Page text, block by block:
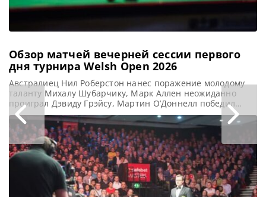
Обзор матчей вечерней сессии первого
дня турнира Welsh Open 2026
Австралиец Нил Роберстон нанес поражение молодому
таланту Михалу Шубарчику, Марк Аллен неожиданно
проиграл Дэвиду Грэйсу, Мартин О’Доннелл победил
Тома Форда, а У Ицзэ разгромил Бена Мертенса в
вечерней сессии первого раунда турнира Welsh Open
2026, сообщает WST Нил Робертсон победил соперника,
который младше его собственного сына, и пробился в
1/16 финала Welsh Open 2026, разгромив